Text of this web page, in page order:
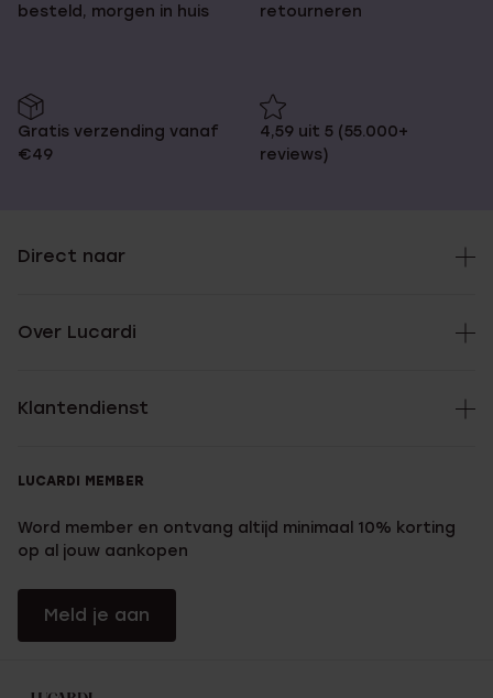
besteld, morgen in huis
retourneren
Gratis verzending vanaf
€49
4,59 uit 5 (55.000+
reviews)
Direct naar
Over Lucardi
Klantendienst
LUCARDI MEMBER
Word member en ontvang altijd minimaal 10% korting
op al jouw aankopen
Meld je aan